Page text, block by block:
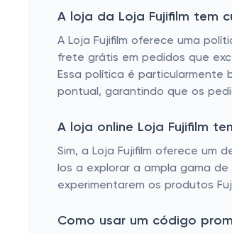
A loja da Loja Fujifilm tem
A Loja Fujifilm oferece uma
frete grátis em pedidos que
Essa política é particularmente
pontual, garantindo que os
A loja online Loja Fujifilm
Sim, a Loja Fujifilm oferece um
los a explorar a ampla gama
experimentarem os produtos
Como usar um código